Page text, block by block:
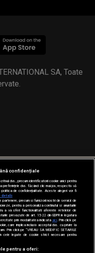
SA, Toate
confidențiale
dvs., precum identificatorii cookie unici pentru
dvs. făcând clic mai jos, respectiv vă
politica de confidențialitate. Aceste alegeri vor fi
detalii
precum si furnizorii nostri de servicii de
pentru a personaliza continutul si anunturile
a va oferi functionalitati aferente retelelor de
prevazute de art. 15-22 din GDPR in legatura
prin modalitatea indicataaici . Prin click pe
care implica inclusiv acceptul dvs. cu privire la
Prin click pe “VREAU SA MODIFIC SETARILE
cele legate de cookie strict necesare pentru
pentru a oferi: